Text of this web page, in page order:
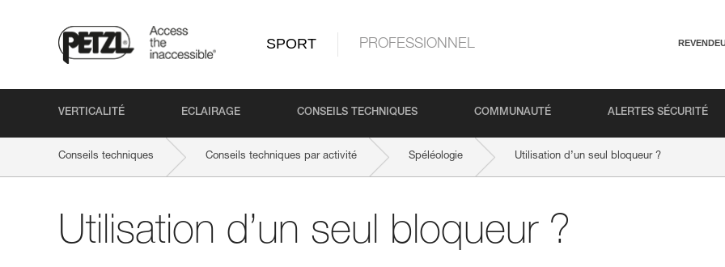
SPORT PROFESSIONNEL
VERTICALITÉ ECLAIRAGE CONSEILS TECHNIQUES COMMUNAUTÉ ALERTES SÉCURITÉ
Conseils techniques Conseils techniques par activité Spéléologie Utilisation d’un seul bloqueur ?
Utilisation d’un seul bloqueur ?